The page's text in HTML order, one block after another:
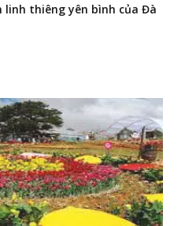
linh thiêng yên bình của Đà